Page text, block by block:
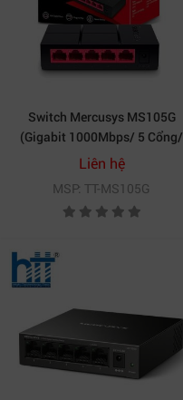
Switch Mercusys MS105G
(Gigabit 1000Mbps/ 5 Cổng/
Vỏ Nhựa)
Liên hệ
MSP: TT-MS105G